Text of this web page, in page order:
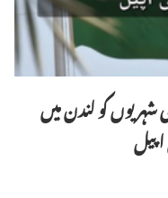
کو لندن میں